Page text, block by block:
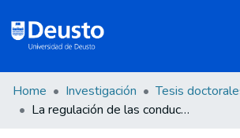
DeustoTeka
Home Investigación
Tesis
La regulación de las conductas relativas a la prostitución en el Código Penal español y la reglamentación administrativa de la misma, desde principios del siglo XIX hasta el D-L. abolicionista de 3 de marzo de 1956 (Período de tolerancia y reglamentación)